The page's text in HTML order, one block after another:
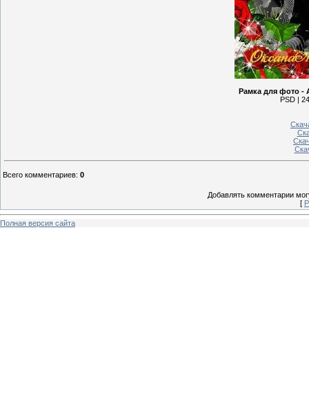
Рамка для фото -
PSD |
Всего комментариев: 0
Добавлять комментарии
[
Полная версия сайта